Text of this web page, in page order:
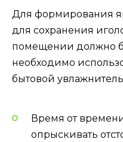
Для формирования
для сохранения
помещении должно
необходимо
бытовой
Время от
опрыскивать